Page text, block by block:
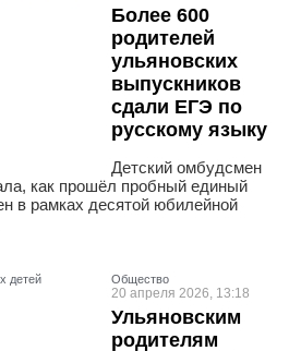
Более 600
родителей
ульяновских
выпускников
сдали ЕГЭ по
русскому языку
Детский омбудсмен
как прошёл пробный единый
в рамках десятой юбилейной
Общество
20 апреля 2026, 13:18
Ульяновским
родителям